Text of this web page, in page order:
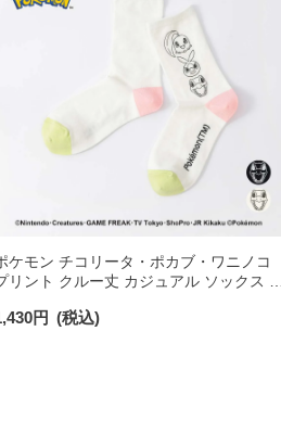
ケモン チコリータ・ポカブ・ワニノコ
リント クルー丈 カジュアル ソックス レ
円 (税込)